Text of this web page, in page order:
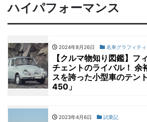
ハイパフォーマンス
2024年8月26日 名車グラフィティ
【クルマ物知り図鑑】フ
チェントのライバル！ 余
スを誇った小型車のテン
450」
2023年4月6日 試乗記